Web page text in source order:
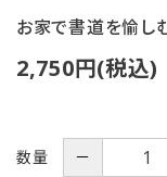
お家で書道を愉し
2,750円(税込)
数量 －